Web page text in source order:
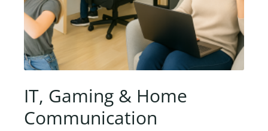
IT, Gaming & Home
Communication